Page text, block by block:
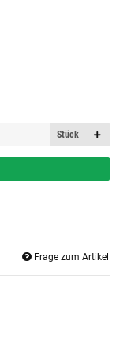
Stück
Frage zum Artikel